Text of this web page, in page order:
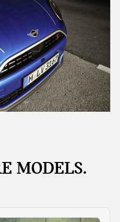
MODELS.